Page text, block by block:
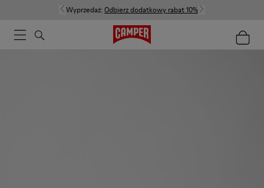
Wyprzedaż: Odbierz dodatkowy rabat 10%